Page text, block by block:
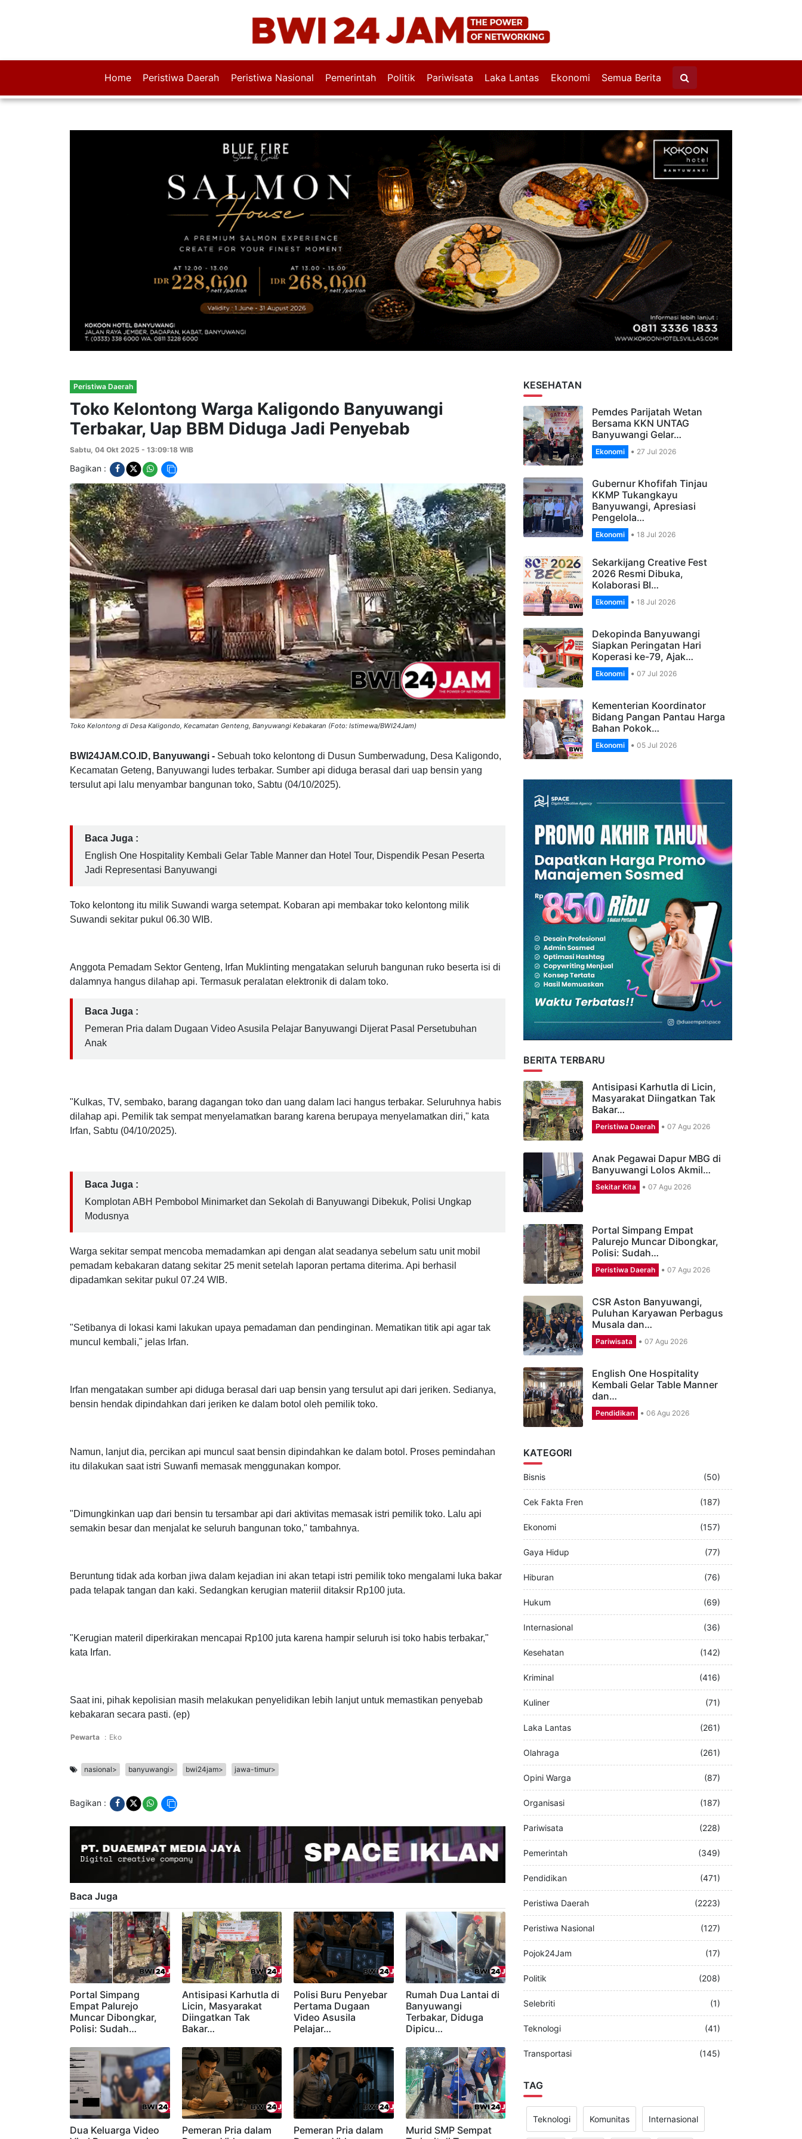
Home Peristiwa Daerah Peristiwa Nasional Pemerintah Politik Pariwisata Laka Lantas Ekonomi Semua Berita
Peristiwa Daerah
Toko Kelontong Warga Kaligondo Banyuwangi
Terbakar, Uap BBM Diduga Jadi Penyebab
Sabtu, 04 Okt 2025 - 13:09:18 WIB
Bagikan :
Toko Kelontong di Desa Kaligondo, Kecamatan Genteng, Banyuwangi Kebakaran (Foto: Istimewa/BWI24Jam)
BWI24JAM.CO.ID, Banyuwangi -
Sebuah toko kelontong di Dusun Sumberwadung, Desa Kaligondo,
Baca Juga :
Jadi Representasi Banyuwangi
dalamnya hangus dilahap api. Termasuk peralatan elektronik di dalam toko.
Baca Juga :
"Kulkas, TV, sembako, barang dagangan toko dan uang dalam laci hangus terbakar. Seluruhnya habis
Baca Juga :
Modusnya
Warga sekitar sempat mencoba memadamkan api dengan alat seadanya sebelum satu unit mobil
Saat ini, pihak kepolisian masih melakukan penyelidikan lebih lanjut untuk memastikan penyebab
Pewarta : Eko
nasional> banyuwangi>
Baca Juga
Portal Simpang
Muncar Dibongkar,
Polisi: Sudah…
Antisipasi Karhutla di
Diingatkan Tak
Bakar…
Polisi Buru Penyebar
Video Asusila
Pelajar…
Rumah Dua Lantai di
Terbakar, Diduga
Dipicu…
KESEHATAN
Pemdes Parijatah Wetan
Bersama KKN UNTAG
Ekonomi 27 Jul 2026
Gubernur Khofifah Tinjau
KKMP Tukangkayu
Banyuwangi, Apresiasi
Ekonomi 18 Jul 2026
Sekarkijang Creative Fest
2026 Resmi Dibuka,
Ekonomi 18 Jul 2026
Dekopinda Banyuwangi
Siapkan Peringatan Hari
Ekonomi 07 Jul 2026
Kementerian Koordinator
Bidang Pangan Pantau Harga
Ekonomi 05 Jul 2026
BERITA TERBARU
Antisipasi Karhutla di Licin,
Masyarakat Diingatkan Tak
Peristiwa Daerah 07 Agu 2026
Anak Pegawai Dapur MBG di
Portal Simpang Empat
Palurejo Muncar Dibongkar,
Peristiwa Daerah 07 Agu 2026
CSR Aston Banyuwangi,
Puluhan Karyawan Perbagus
Pariwisata 07 Agu 2026
English One Hospitality
Kembali Gelar Table Manner
KATEGORI
Bisnis (50)
Cek Fakta Fren (187)
Ekonomi (157)
Gaya Hidup (77)
Hiburan (76)
Hukum (69)
Internasional (36)
Kesehatan (142)
Kriminal (416)
Kuliner (71)
Laka Lantas (261)
Olahraga (261)
Opini Warga (87)
Organisasi (187)
Pariwisata (228)
Pemerintah (349)
Pendidikan (471)
Peristiwa Daerah (2223)
Peristiwa Nasional (127)
Pojok24Jam (17)
Politik (208)
Selebriti (1)
Transportasi
TAG